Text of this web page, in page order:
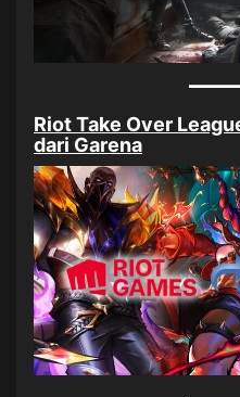
Riot Take Over
dari Garena